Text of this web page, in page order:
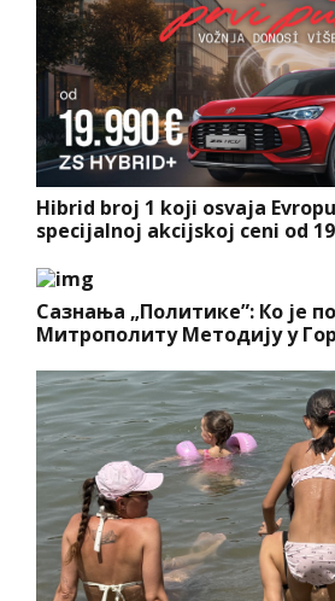
Hibrid broj 1 koji osvaja
specijalnoj akcijskoj ceni od
Сазнања „Политике”: Ко је
Митрополиту Методију у